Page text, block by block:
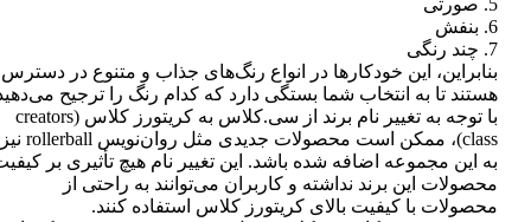
6. بنفش
7. چند رنگی
بنابراین، این خودکارها در انواع رنگ‌های جذاب و متنوع در دسترس
هستند تا به انتخاب شما بستگی دارد که کدام رنگ را ترجیح
با توجه به تغییر نام برند از سی.کلاس به کریتورز کلاس (creators
class)، ممکن است محصولات جدیدی مثل روان‌نویس rollerball نیز
به این مجموعه اضافه شده باشد. این تغییر نام هیچ تأثیری بر
محصولات این برند نداشته و کاربران می‌توانند به راحتی از
محصولات با کیفیت بالای کریتورز کلاس استفاده کنند.